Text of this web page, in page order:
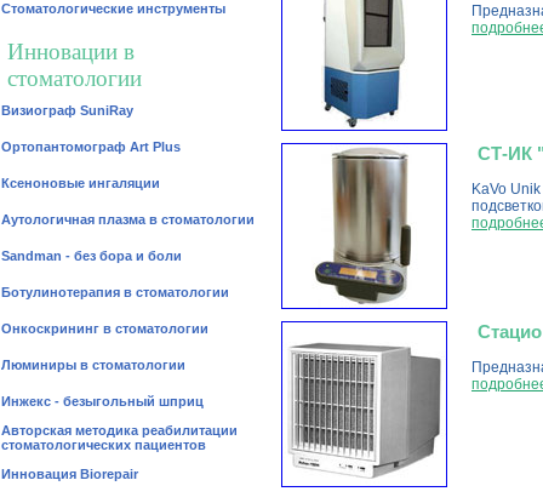
Стоматологические инструменты
Инновации в
стоматологии
Визиограф SuniRay
Ортопантомограф Art Plus
Ксеноновые ингаляции
Аутологичная плазма в стоматологии
Sandman - без бора и боли
Ботулинотерапия в стоматологии
Онкоскрининг в стоматологии
Люминиры в стоматологии
Инжекс - безыгольный шприц
Авторская методика реабилитации
стоматологических пациентов
Инновация Biorepair
СТ-ИК
KaVo